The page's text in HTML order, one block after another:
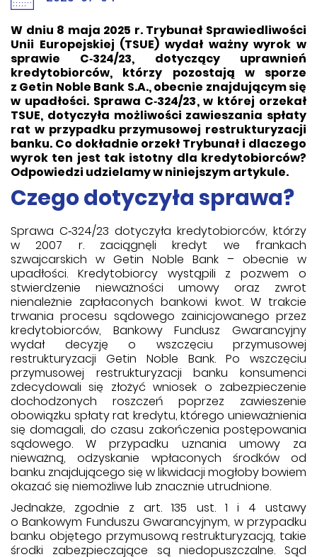
W dniu 8 maja 2025 r. Trybunał Sprawiedliwości
Unii Europejskiej (TSUE) wydał ważny wyrok w
sprawie C‑324/23, dotyczący uprawnień
kredytobiorców, którzy pozostają w sporze
z Getin Noble Bank S.A., obecnie znajdującym się
w upadłości. Sprawa C‑324/23, w której orzekał
TSUE, dotyczyła możliwości zawieszania spłaty
rat w przypadku przymusowej restrukturyzacji
banku. Co dokładnie orzekł Trybunał i dlaczego
wyrok ten jest tak istotny dla kredytobiorców?
Odpowiedzi udzielamy w niniejszym artykule.
Czego dotyczyła sprawa?
Sprawa C‑324/23 dotyczyła kredytobiorców, którzy
w 2007 r. zaciągnęli kredyt we frankach
szwajcarskich w Getin Noble Bank – obecnie w
upadłości. Kredytobiorcy wystąpili z pozwem o
stwierdzenie nieważności umowy oraz zwrot
nienależnie zapłaconych bankowi kwot. W trakcie
trwania procesu sądowego zainicjowanego przez
kredytobiorców, Bankowy Fundusz Gwarancyjny
wydał decyzję o wszczęciu przymusowej
restrukturyzacji Getin Noble Bank. Po wszczęciu
przymusowej restrukturyzacji banku konsumenci
zdecydowali się złożyć wniosek o zabezpieczenie
dochodzonych roszczeń poprzez zawieszenie
obowiązku spłaty rat kredytu, którego unieważnienia
się domagali, do czasu zakończenia postępowania
sądowego. W przypadku uznania umowy za
nieważną, odzyskanie wpłaconych środków od
banku znajdującego się w likwidacji mogłoby bowiem
okazać się niemożliwe lub znacznie utrudnione.
Jednakże, zgodnie z art. 135 ust. 1 i 4 ustawy
o Bankowym Funduszu Gwarancyjnym, w przypadku
banku objętego przymusową restrukturyzacją, takie
środki zabezpieczające są niedopuszczalne. Sąd